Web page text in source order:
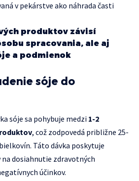
v pekárstve ako náhrada časti
produktov závisí
spracovania, ale aj
a podmienok
sóje do
sóje sa pohybuje medzi 1-2
, což zodpovedá približne 25-
Táto dávka poskytuje
dosiahnutie zdravotných
účinkov.